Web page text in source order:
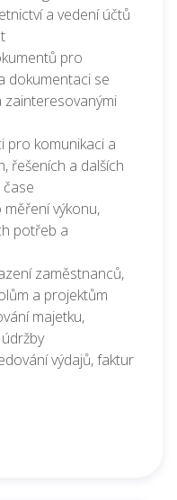
a vedení účtů
pro
dokumentaci se
zainteresovanými
pro komunikaci a
řešeních a dalších
výkonu,
potřeb a
zaměstnanců,
a projektům
majetku,
výdajů, faktur